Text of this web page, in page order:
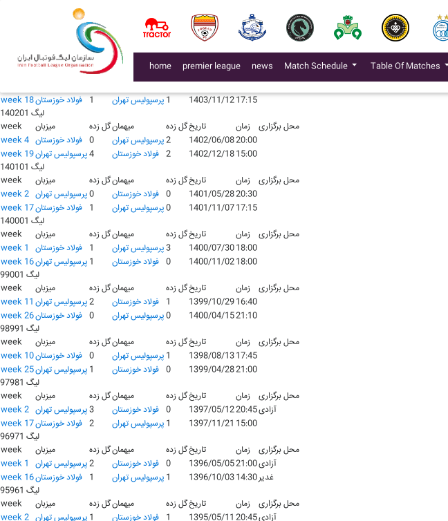
home premier league news(current)
Match Schedule Table Of Matches
گل زده تاریخ زمان
محل برگزاری
پرسپولیس تهران1 فولاد خوزستان 1 1404/06/22
19:00
فولاد خوزستان 3 پرسپولیس تهران
لیگ 140301
گل زده گل زده تاریخ زمان
محل برگزاری
week 18فولاد خوزستان 1 پرسپولیس تهران 1 1403/11/1217:15
لیگ 140201
week
میزبان گل زدهمیهمان گل زدهتاریخ زمان
محل برگزاری
week 4 فولاد خوزستان 0 پرسپولیس تهران2 1402/06/0820:00
week 19پرسپولیس تهران4 فولاد خوزستان 2 1402/12/1815:00
لیگ 140101
week
میزبان گل زدهمیهمان گل زدهتاریخ زمان
محل برگزاری
week 2 پرسپولیس تهران0 فولاد خوزستان 0 1401/05/2820:30
week 17فولاد خوزستان 1 پرسپولیس تهران0 1401/11/0717:15
لیگ 140001
week
میزبان گل زدهمیهمان گل زدهتاریخ زمان
محل برگزاری
week 1 فولاد خوزستان 1 پرسپولیس تهران3 1400/07/3018:00
week 16پرسپولیس تهران 1 فولاد خوزستان 0 1400/11/0218:00
لیگ 99001
week
میزبان گل زدهمیهمان گل زدهتاریخ زمان
محل برگزاری
week 11 پرسپولیس تهران2 فولاد خوزستان 1 1399/10/2916:40
week 26فولاد خوزستان 0 پرسپولیس تهران0 1400/04/1521:10
لیگ 98991
week
میزبان گل زدهمیهمان گل زدهتاریخ زمان
محل برگزاری
week 10فولاد خوزستان 0 پرسپولیس تهران 1 1398/08/1317:45
week 25پرسپولیس تهران 1 فولاد خوزستان 0 1399/04/2821:00
لیگ 97981
week
میزبان گل زدهمیهمان گل زدهتاریخ زمان
محل برگزاری
week 2 پرسپولیس تهران3 فولاد خوزستان 0 1397/05/1220:45آزادی
week 17فولاد خوزستان 2 پرسپولیس تهران 1 1397/11/21 15:00
لیگ 96971
week
میزبان گل زدهمیهمان گل زدهتاریخ زمان
محل برگزاری
week 1 پرسپولیس تهران2 فولاد خوزستان 0 1396/05/0521:00آزادی
week 16فولاد خوزستان 1 پرسپولیس تهران 1 1396/10/0314:30غدیر
لیگ 95961
week
میزبان گل زدهمیهمان گل زدهتاریخ زمان
محل برگزاری
week 2 پرسپولیس تهران 1 فولاد خوزستان 1 1395/05/11 20:45آزادی